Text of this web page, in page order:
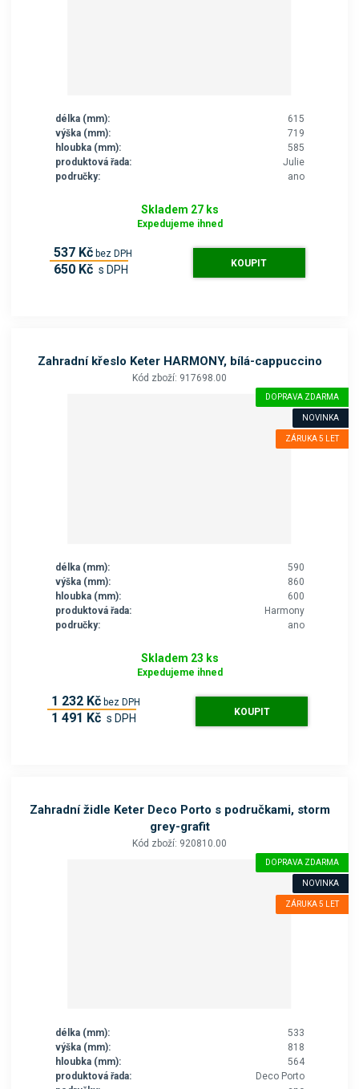
délka (mm):
615
výška (mm):
719
hloubka (mm):
585
produktová řada:
Julie
područky:
ano
Skladem 27 ks
Expedujeme ihned
537 Kč bez DPH
650 Kč s DPH KOUPIT
Zahradní křeslo Keter HARMONY, bílá-cappuccino
Kód zboží: 917698.00
DOPRAVA ZDARMA
NOVINKA
ZÁRUKA 5 LET
délka (mm):
590
výška (mm):
860
hloubka (mm):
600
produktová řada:
Harmony
područky:
ano
Skladem 23 ks
Expedujeme ihned
1 232 Kč bez DPH
1 491 Kč s DPH KOUPIT
Zahradní židle Keter Deco Porto s područkami, storm
grey-grafit
Kód zboží: 920810.00
DOPRAVA ZDARMA
NOVINKA
ZÁRUKA 5 LET
délka (mm):
533
výška (mm):
818
hloubka (mm):
564
produktová řada:
Deco Porto